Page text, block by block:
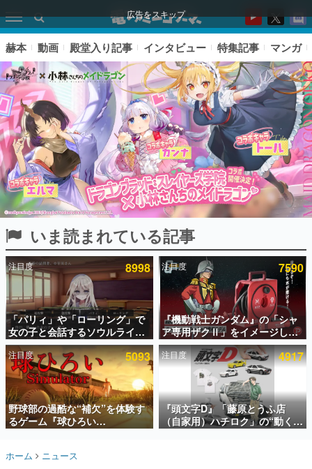
広告をスキップ
ピックアップ
電ファミのいま読まれている記事ランキング
アプリセール情報
インタビュー
連載・特集一覧
殿堂入り記事
SNS拡散数が数千以上！ ページビュー数万以上！ などな
ど。多くの人々に読まれた、電ファミ渾身の“殿堂入り”記
事をまとめました。
名作ゲームクリエイターの方々に製作時のエピソードをお
赫本 動画 殿堂入り記事 インタビュー 特集記事 マンガ
いま読まれている記事
注目度 8998
「パリィ」や「ローリング」で
女の子と会話するソウルライク
恋愛ゲーム『小早川さんはソウ
ルライク』無料公開。返事に失
敗すると「YOU DIED」
注目度 7590
『機動戦士ガンダム』の「シャ
ア専用ザクⅡ」をイメージした
散水ホースリールが予約開始。
本体にはシャアのパーソナルマ
ークやジオン公国軍のエンブレ
ム、型式番号などを配置
注目度 5093
野球部の過酷な“補欠”を体験す
るゲーム『球ひろい
Simulator』が「1件」のウィッ
対応しSNSで話題に。『キング
注目度 4917
『頭文字D』「藤原とうふ店
（自家用）ハチロク」の“動くテ
ィッシュケース”が買えるポップ
ホーム ニュース